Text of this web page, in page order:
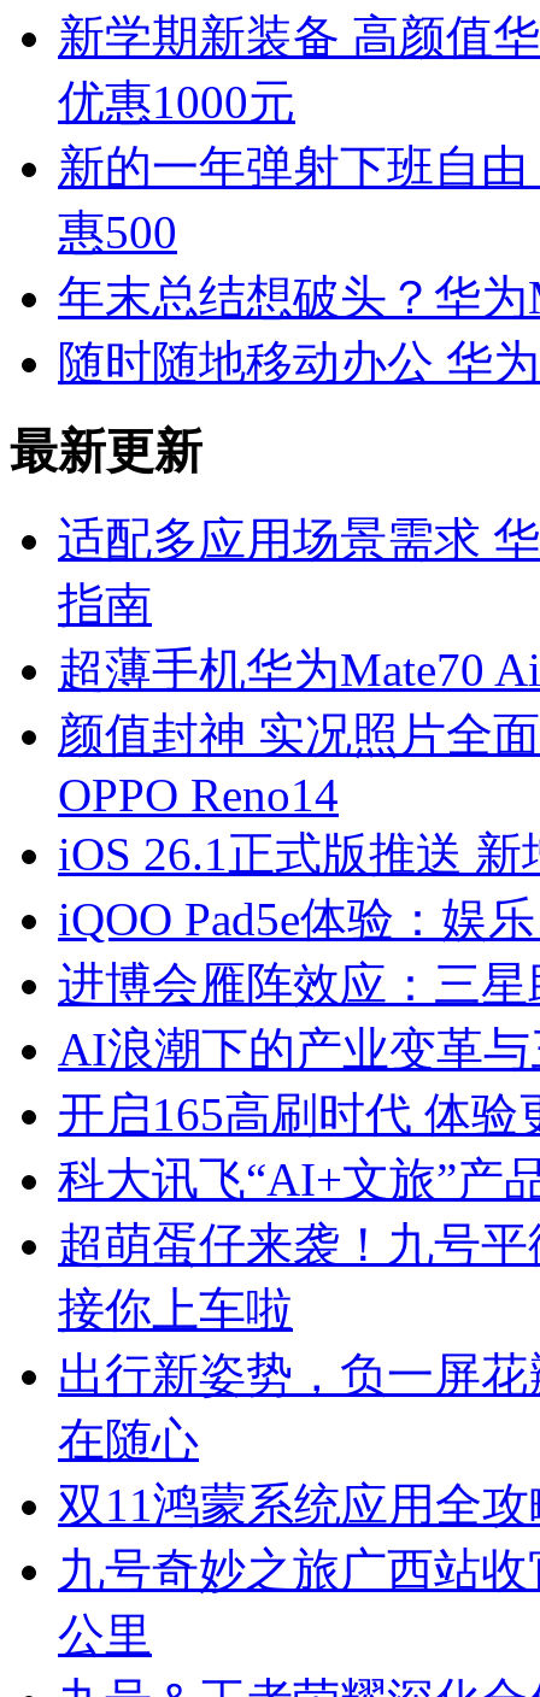
新学期新装备 高颜值
优惠1000元
新的一年弹射下班自
惠500
年末总结想破头？华
随时随地移动办公 华
最新更新
适配多应用场景需求
指南
超薄手机华为Mate70
颜值封神 实况照片全
OPPO Reno14
iOS 26.1正式版推送
iQOO Pad5e体验：娱
进博会雁阵效应：三
AI浪潮下的产业变革
开启165高刷时代 体验
科大讯飞“AI+文旅”产
超萌蛋仔来袭！九号
接你上车啦
出行新姿势，负一屏
在随心
双11鸿蒙系统应用全
九号奇妙之旅广西站
公里